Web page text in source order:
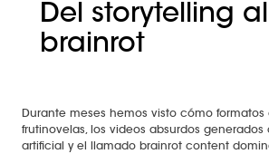
Del storytelling al
brainrot
Durante meses hemos visto cómo formatos
frutinovelas, los videos absurdos
artificial y el llamado brainrot content